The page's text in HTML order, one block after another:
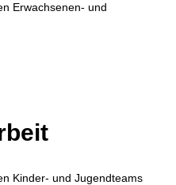
Erwachsenen- und
Kinder- und Jugendteams